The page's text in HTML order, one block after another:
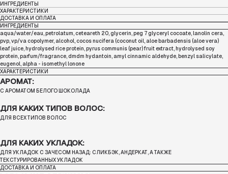
ИНГРЕДИЕНТЫ
ХАРАКТЕРИСТИКИ
ДОСТАВКА И ОПЛАТА
ИНГРЕДИЕНТЫ
aqua/water/eau, petrolatum, ceteareth 20, glycerin, peg 7 glyceryl cocoate, lanolin cera,
pvp, vp/va copolymer, alcohol, cocos nucifera (coconut oil, aloe barbadensis (aloe vera)
leaf juice, hydrolysed rice protein, pyrus communis (pear) fruit extract, hydrolysed soy
protein, parfum/fragrance, dmdm hydantoin, amyl cinnamic aldehyde, benzyl salicylate,
eugenol, alpha - isomethyl lonone
ХАРАКТЕРИСТИКИ
АРОМАТ:
С АРОМАТОМ БЕЛОГО ШОКОЛАДА
ДЛЯ КАКИХ ТИПОВ ВОЛОС:
ДЛЯ ВСЕХ ТИПОВ ВОЛОС
ДЛЯ КАКИХ УКЛАДОК:
ДЛЯ УКЛАДОК С ЗАЧЕСОМ НАЗАД: СЛИКБЭК, АНДЕРКАТ, А ТАКЖЕ
ТЕКСТУРИРОВАННЫХ УКЛАДОК
ДОСТАВКА И ОПЛАТА